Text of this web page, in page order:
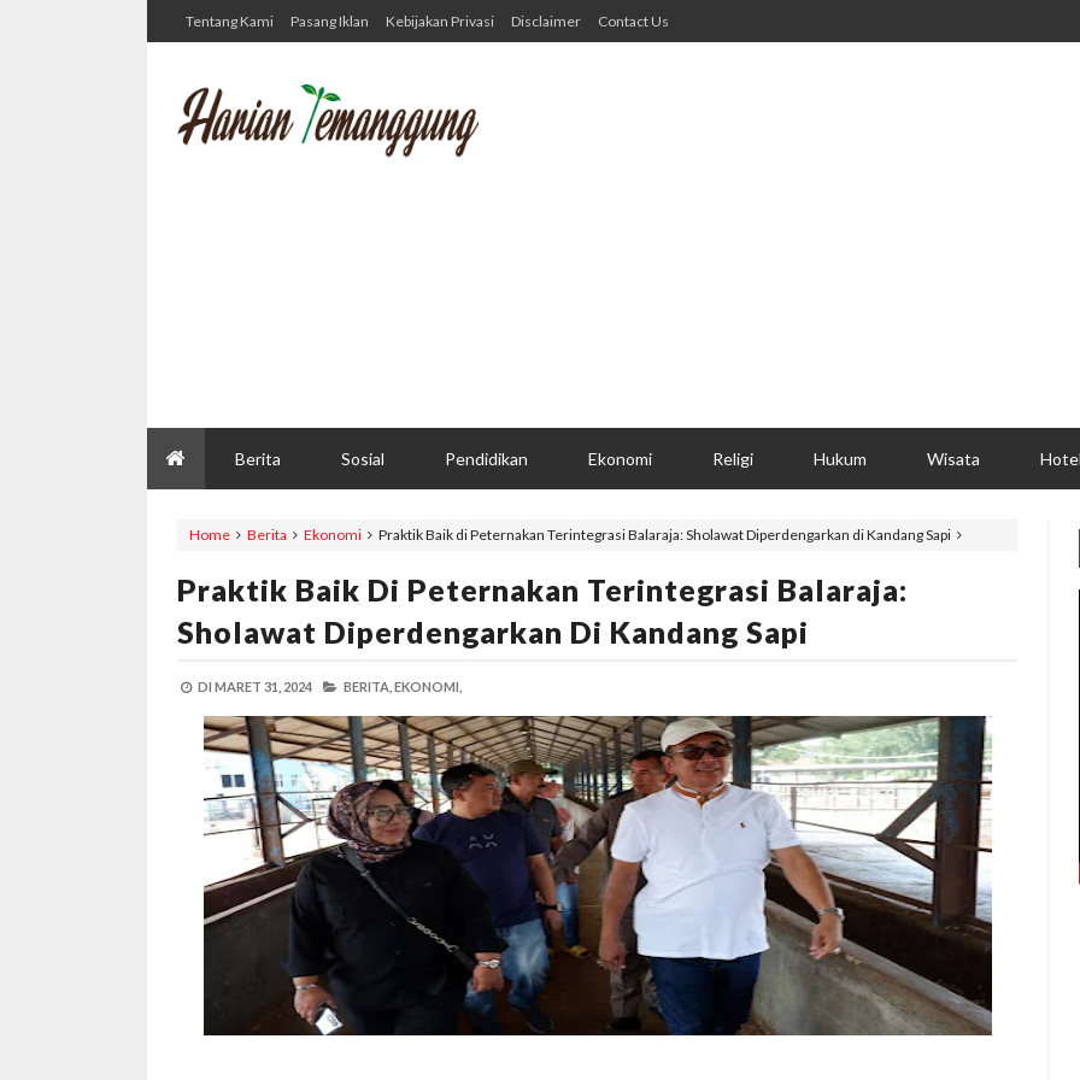
Tentang Kami Pasang Iklan Kebijakan Privasi Disclaimer Contact Us
Berita Sosial Pendidikan Ekonomi Religi Hukum Wisata Hotel
Home Berita Ekonomi Praktik Baik di Peternakan Terintegrasi Balaraja: Sholawat Diperdengarkan di Kandang Sapi
Praktik Baik Di Peternakan Terintegrasi Balaraja:
Sholawat Diperdengarkan Di Kandang Sapi
DI MARET 31, 2024 BERITA, EKONOMI,